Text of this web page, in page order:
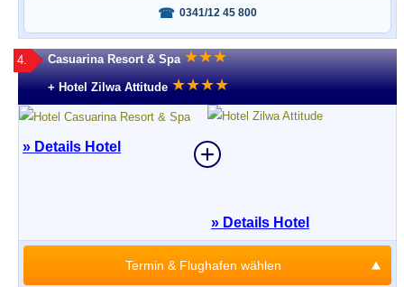
0341/12 45 800
4. Casuarina Resort & Spa ★★★
+ Hotel Zilwa Attitude ★★★★
» Details Hotel
» Details Hotel
Termin & Flughafen wählen